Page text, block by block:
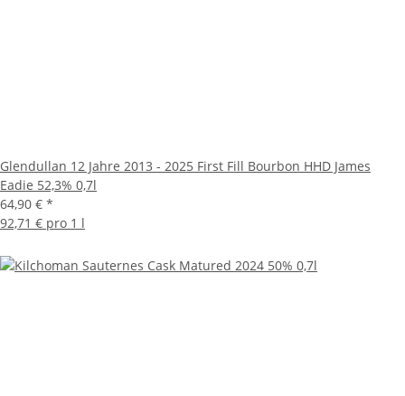
Glendullan 12 Jahre 2013 - 2025 First Fill Bourbon HHD James
Eadie 52,3% 0,7l
64,90 € *
92,71 € pro 1 l